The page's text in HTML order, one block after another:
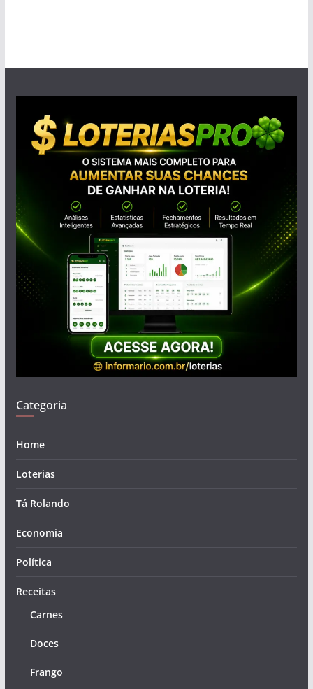
Categoria
Home
Loterias
Tá Rolando
Economia
Política
Receitas
Carnes
Doces
Frango